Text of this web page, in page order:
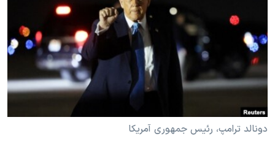
حقوق شهروندی
اقتصادی
علم و فناوری
انتخابات ریاست جمهوری آمریکا ۲۰۲۴
حمله جمهوری اسلامی به اسرائیل
رمز مهسا
زبانهای مختلف
دونالد ترامپ، رئیس جمهوری آمریکا